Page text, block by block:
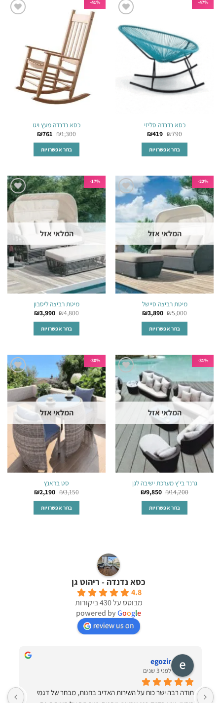
47%-
לרשימת
המשאלות
כסא נדנדה סליזי
₪790
₪419
בחר אפשרויות
מספר
סוגים.
ניתן
לבחור
את
האפשרויות
בעמוד
המוצר
41%-
כסא נדנדה מעץ ויגו
₪1,300
₪761
בחר אפשרויות
יש
מספר
סוגים.
לבחור
את
האפשרויות
בעמוד
המוצר
22%-
הוסף
לרשימת
המשאלות
המלאי אזל
מיטת רביצה סיישל
₪5,000
₪3,890
בחר אפשרויות
יש
מספר
סוגים.
ניתן
לבחור
את
האפשרויות
בעמוד
המוצר
17%-
הוסף
המשאלות
המלאי אזל
מיטת רביצה ליסבון
₪4,800
₪3,990
בחר אפשרויות
יש
סוגים.
ניתן
לבחור
את
האפשרויות
בעמוד
המוצר
31%-
הוסף
לרשימת
המשאלות
המלאי אזל
גרנד בי'ץ מערכת ישיבה לגן
₪14,200
₪9,850
בחר אפשרויות
האפשרויות
30%-
הוסף
לרשימת
המשאלות
המלאי אזל
סט בראנץ
₪3,150
₪2,190
בחר אפשרויות
כסא נדנדה - ריהוט גן
4.8
מבוסס על 430 ביקורות
powered byGoogle
review us on
egozir
לפני 3 שנים